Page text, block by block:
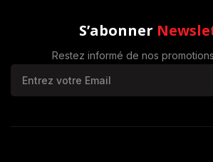
S’abonner
Restez informé de nos